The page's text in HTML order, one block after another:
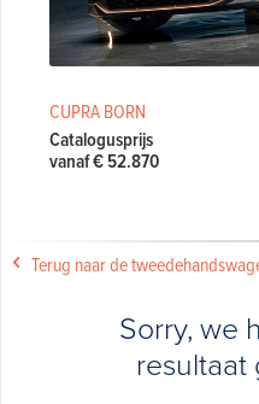
CUPRA BORN
Catalogusprijs
vanaf € 52.870
Terug naar de
Sorry, we
resultaat